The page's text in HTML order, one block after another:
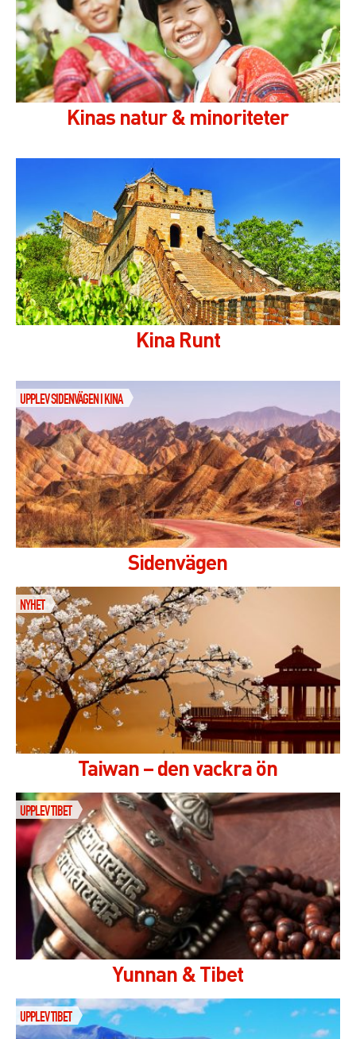
Kinas natur & minoriteter
Kina Runt
Sidenvägen
UPPLEV SIDENVÄGEN I KINA
Taiwan – den vackra ön
NYHET
Yunnan & Tibet
UPPLEV TIBET
UPPLEV TIBET